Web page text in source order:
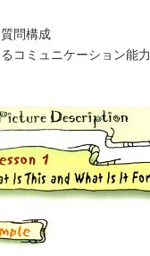
問構成
コミュニケーション能力